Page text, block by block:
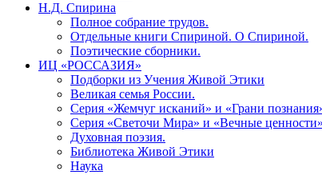
Н.Д. Спирина
Полное собрание трудов.
Отдельные книги Спириной. О Спириной.
Поэтические сборники.
ИЦ «РОССАЗИЯ»
Подборки из Учения Живой Этики
Великая семья России.
Серия «Жемчуг исканий» и «Грани
Серия «Светочи Мира» и «Вечные ценности»
Духовная поэзия.
Библиотека Живой Этики
Наука